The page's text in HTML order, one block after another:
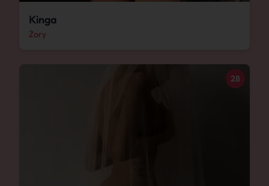
Kinga
Żory
28